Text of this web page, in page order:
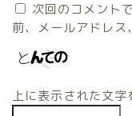
次回のコメント
前、メールアドレス
上に表示された文字